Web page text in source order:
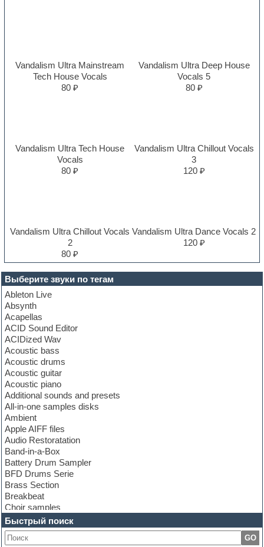
Выберите звуки по тегам
Ableton Live
Absynth
Acapellas
ACID Sound Editor
ACIDized Wav
Acoustic bass
Acoustic drums
Acoustic guitar
Acoustic piano
Additional sounds and presets
All-in-one samples disks
Ambient
Apple AIFF files
Audio Restoratation
Band-in-a-Box
Battery Drum Sampler
BFD Drums Serie
Brass Section
Breakbeat
Choir samples
Chris Hein Samples
Cinematic samples
Club bass
Быстрый поиск
GO
Vandalism Ultra Mainstream
Tech House Vocals
80 ₽
Vandalism Ultra Deep House
Vocals 5
80 ₽
Vandalism Ultra Tech House
Vocals
80 ₽
Vandalism Ultra Chillout Vocals
3
120 ₽
Vandalism Ultra Chillout Vocals
2
80 ₽
Vandalism Ultra Dance Vocals 2
120 ₽